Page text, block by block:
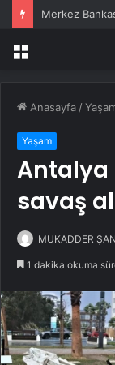
Merkez
Menü
Anasayfa /
Yaşam
Antalya
savaş
MUKADDER
1 dakika okuma